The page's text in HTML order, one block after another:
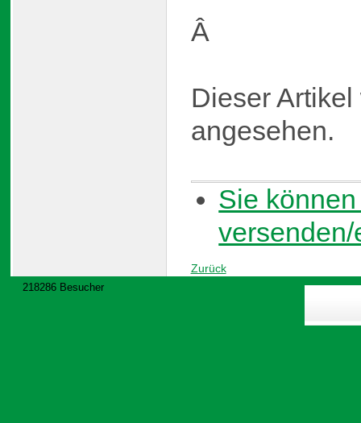
Â
Dieser
angesehen.
Sie
Zurück
218286 Besucher